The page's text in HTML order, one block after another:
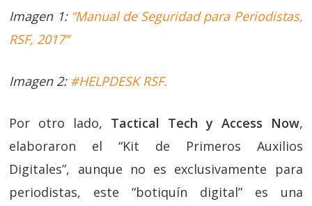
Imagen 1: “Manual de Seguridad para Periodistas,
RSF, 2017”
Imagen 2: #HELPDESK RSF.
Por otro lado, Tactical Tech y Access Now,
elaboraron el “Kit de Primeros Auxilios
Digitales”, aunque no es exclusivamente para
periodistas, este “botiquín digital” es una